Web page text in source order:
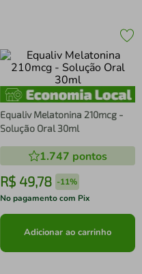
Equaliv Melatonina 210mcg -
Solução Oral 30ml
1.747 pontos
R$ 49,78 -11%
No pagamento com Pix
Adicionar ao carrinho